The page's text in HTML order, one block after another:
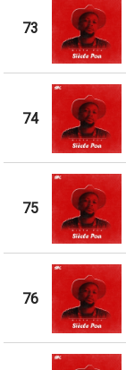
73
74
75
76